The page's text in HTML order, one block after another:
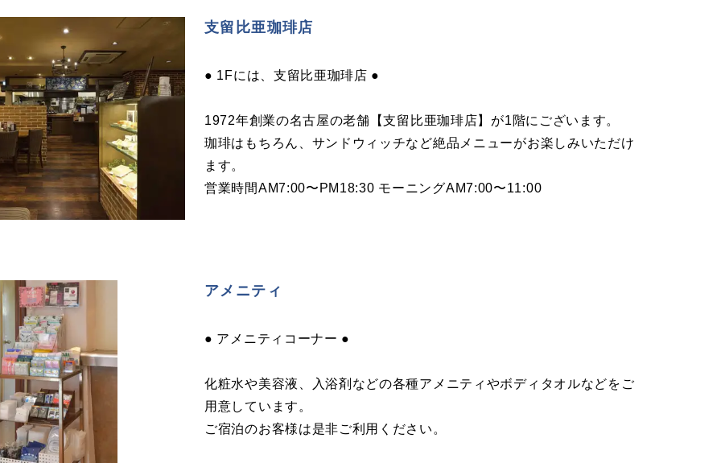
支留比亜珈琲店
● 1Fには、支留比亜珈琲店 ●
1972年創業の名古屋の老舗【支留比亜珈琲店】が1階にございます。
珈琲はもちろん、サンドウィッチなど絶品メニューがお楽しみいただけ
ます。
営業時間AM7:00〜PM18:30 モーニングAM7:00〜11:00
アメニティ
● アメニティコーナー ●
化粧水や美容液、入浴剤などの各種アメニティやボディタオルなどをご
用意しています。
ご宿泊のお客様は是非ご利用ください。